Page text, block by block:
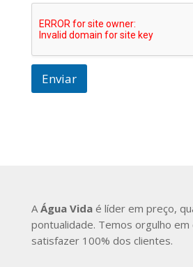
Enviar
AÁgua Vidaé líder em preço,
pontualidade. Temos orgulho em
satisfazer 100% dos clientes.